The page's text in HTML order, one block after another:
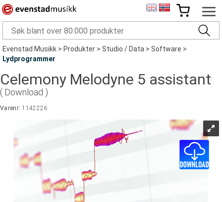
Evenstad Musikk>Produkter>Studio / Data>Software>
Lydprogrammer
Celemony Melodyne 5 assistant
( Download )
Varenr:1142226